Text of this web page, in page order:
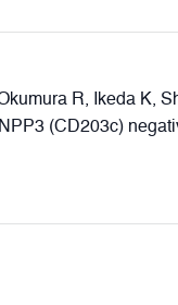
R, Ikeda K,
(CD203c)